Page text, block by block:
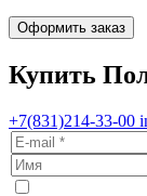
Оформить заказ
Купить
+7(831)214-33-00